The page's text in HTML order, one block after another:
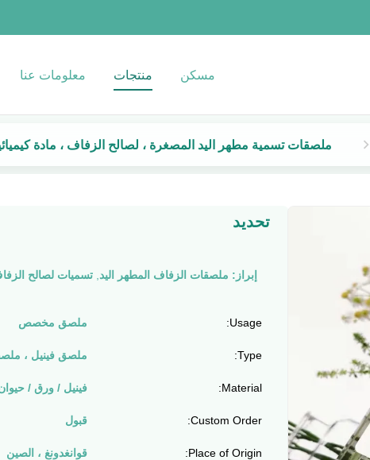
مسكن منتجات معلومات عنا
ملصقات تسمية مطهر اليد المصغرة ، لصالح الزفاف ، مادة
تحديد
إبراز: ملصقات الزفاف المطهر اليد تسميات لصالح
Usage: ملصق مخصص
Type: ملصق فينيل ،
Material: فينيل / ورق /
Custom Order: قبول
Place of Origin: قوانغدونغ ، الصين